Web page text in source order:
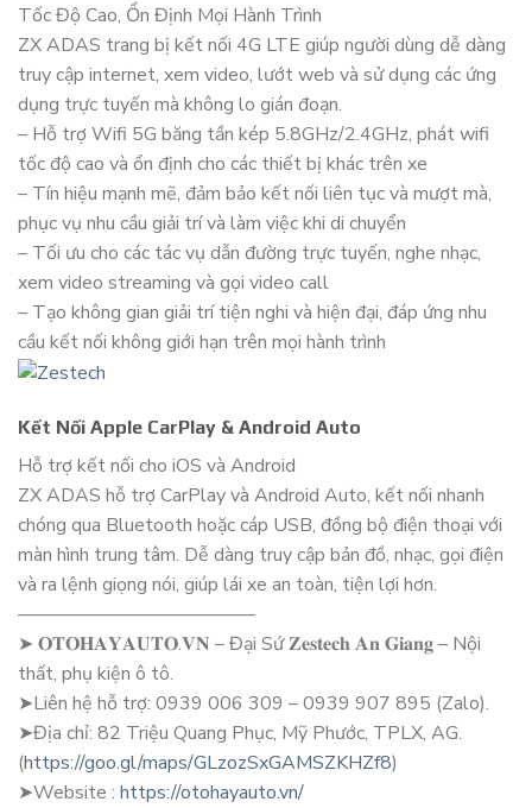
Tốc Độ Cao, Ổn Định Mọi Hành Trình
ZX ADAS trang bị kết nối 4G LTE giúp người dùng dễ dàng
truy cập internet, xem video, lướt web và sử dụng các ứng
dụng trực tuyến mà không lo gián đoạn.
– Hỗ trợ Wifi 5G băng tần kép 5.8GHz/2.4GHz, phát wifi
tốc độ cao và ổn định cho các thiết bị khác trên xe
– Tín hiệu mạnh mẽ, đảm bảo kết nối liên tục và mượt mà,
phục vụ nhu cầu giải trí và làm việc khi di chuyển
– Tối ưu cho các tác vụ dẫn đường trực tuyến, nghe nhạc,
xem video streaming và gọi video call
– Tạo không gian giải trí tiện nghi và hiện đại, đáp ứng nhu
cầu kết nối không giới hạn trên mọi hành trình
Kết Nối Apple CarPlay & Android Auto
Hỗ trợ kết nối cho iOS và Android
ZX ADAS hỗ trợ CarPlay và Android Auto, kết nối nhanh
chóng qua Bluetooth hoặc cáp USB, đồng bộ điện thoại với
màn hình trung tâm. Dễ dàng truy cập bản đồ, nhạc, gọi điện
và ra lệnh giọng nói, giúp lái xe an toàn, tiện lợi hơn.
————————————–
➤ 𝐎𝐓𝐎𝐇𝐀𝐘𝐀𝐔𝐓𝐎.𝐕𝐍 – Đại Sứ 𝐙𝐞𝐬𝐭𝐞𝐜𝐡 𝐀𝐧 𝐆𝐢𝐚𝐧𝐠 – Nội
thất, phụ kiện ô tô.
➤Liên hệ hỗ trợ: 0939 006 309 – 0939 907 895 (Zalo).
➤Địa chỉ: 82 Triệu Quang Phục, Mỹ Phước, TPLX, AG.
(https://goo.gl/maps/GLzozSxGAMSZKHZf8)
➤Website : https://otohayauto.vn/